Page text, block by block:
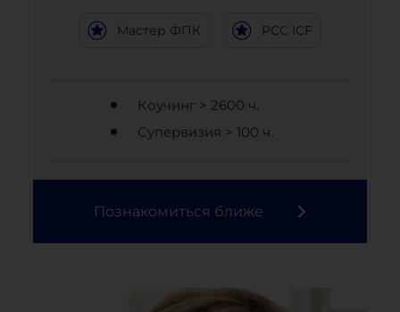
Мастер ФПК PCC ICF
Коучинг > 2600 ч.
Супервизия > 100 ч.
Познакомиться ближе